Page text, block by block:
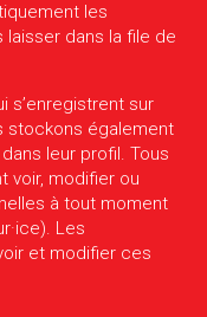
les
laisser dans la file de
s’enregistrent sur
stockons également
leur profil. Tous
voir, modifier ou
à tout moment
Les
et modifier ces